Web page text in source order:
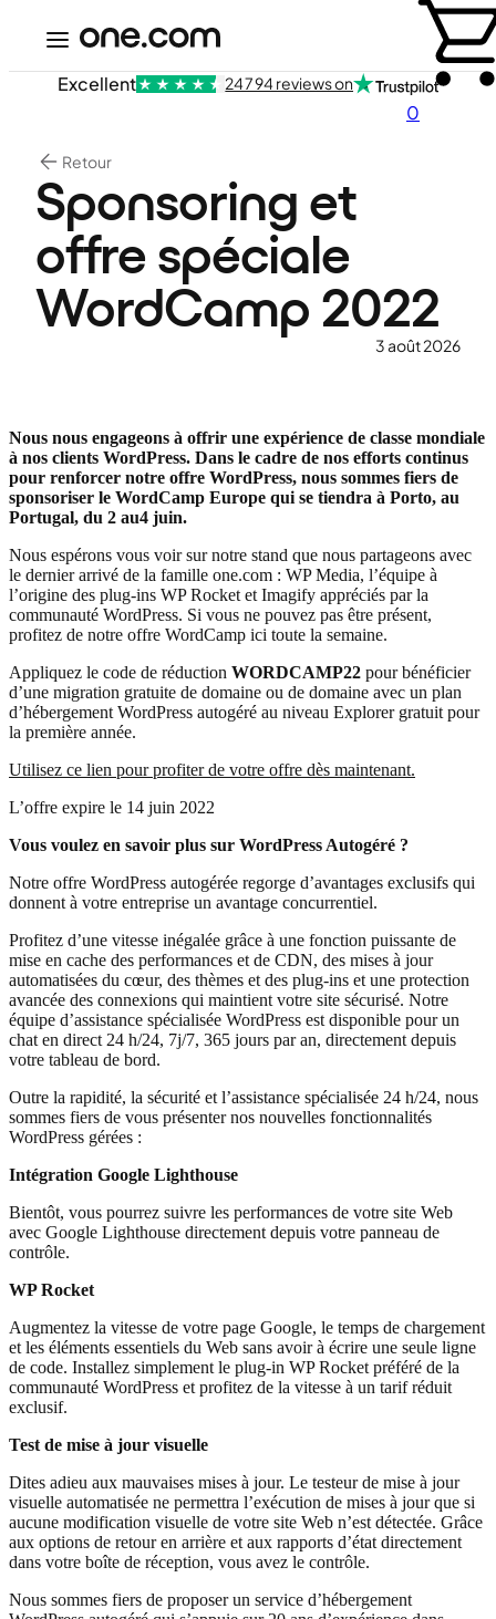
0
Excellent 24 794 reviews on
Retour
Sponsoring et
offre spéciale
WordCamp 2022
3 août 2026
Nous nous engageons à offrir une expérience de classe mondiale
à nos clients WordPress. Dans le cadre de nos efforts continus
pour renforcer notre offre WordPress, nous sommes fiers de
sponsoriser le WordCamp Europe qui se tiendra à Porto, au
Portugal, du 2 au4 juin.
Nous espérons vous voir sur notre stand que nous partageons avec
le dernier arrivé de la famille one.com : WP Media, l’équipe à
l’origine des plug-ins WP Rocket et Imagify appréciés par la
communauté WordPress. Si vous ne pouvez pas être présent,
profitez de notre offre WordCamp ici toute la semaine.
Appliquez le code de réduction WORDCAMP22 pour bénéficier
d’une migration gratuite de domaine ou de domaine avec un plan
d’hébergement WordPress autogéré au niveau Explorer gratuit pour
la première année.
Utilisez ce lien pour profiter de votre offre dès maintenant.
L’offre expire le 14 juin 2022
Vous voulez en savoir plus sur WordPress Autogéré ?
Notre offre WordPress autogérée regorge d’avantages exclusifs qui
donnent à votre entreprise un avantage concurrentiel.
Profitez d’une vitesse inégalée grâce à une fonction puissante de
mise en cache des performances et de CDN, des mises à jour
automatisées du cœur, des thèmes et des plug-ins et une protection
avancée des connexions qui maintient votre site sécurisé. Notre
équipe d’assistance spécialisée WordPress est disponible pour un
chat en direct 24 h/24, 7j/7, 365 jours par an, directement depuis
votre tableau de bord.
Outre la rapidité, la sécurité et l’assistance spécialisée 24 h/24, nous
sommes fiers de vous présenter nos nouvelles fonctionnalités
WordPress gérées :
Intégration Google Lighthouse
Bientôt, vous pourrez suivre les performances de votre site Web
avec Google Lighthouse directement depuis votre panneau de
contrôle.
WP Rocket
Augmentez la vitesse de votre page Google, le temps de chargement
et les éléments essentiels du Web sans avoir à écrire une seule ligne
de code. Installez simplement le plug-in WP Rocket préféré de la
communauté WordPress et profitez de la vitesse à un tarif réduit
exclusif.
Test de mise à jour visuelle
Dites adieu aux mauvaises mises à jour. Le testeur de mise à jour
visuelle automatisée ne permettra l’exécution de mises à jour que si
aucune modification visuelle de votre site Web n’est détectée. Grâce
aux options de retour en arrière et aux rapports d’état directement
dans votre boîte de réception, vous avez le contrôle.
Nous sommes fiers de proposer un service d’hébergement